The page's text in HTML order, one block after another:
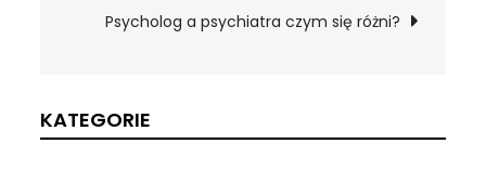
Psycholog a psychiatra czym się różni?
KATEGORIE